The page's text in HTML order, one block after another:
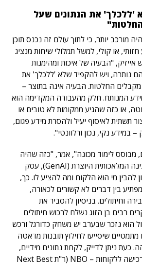
'ללכלך' את הנתונים שעל
מורכב יותר, כי לתוך עולם זה נכנס תוכן
חזותי, או קולי, למשל תמלולי שיחות מנציג
אייזיק, "הבעיה של איכות ומהימנות
נותרה, ויש להקפיד שלא 'ללכלך' את
החלטות. הבעיה אינה בתוצר –
המנותח. חלק מהעבודה המקדימה הוא
או כזה שהגיע ממקומות לא טובים או
תשתית לאיסוף יעיל ולהסרת מידע פגום,
במידע נקי, נכון ורלוונטי".
מבוסס לימוד מכונה", אמר, "כזה שהיה
לפני המהפכה של הבינה המלאכותית היוצרת (GenAI), עסק
להבין מי הוא הלקוח ומה להציע לו. כך,
בין דברים לא קשורים לכאורה,
וחיתולים. בניסיון להסביר את
רבים בן הזוג נשלח לרכוש חיתולים
הוא נזכר שבערב יש משחק כדורגל ורכש
מתמטיים שיסייעו לחילוץ תובנות מדאטה
כעת ניתן לדייק, לקחת נתונים מידיים,
ולחדד את ההצעות לרכישה ללקוחות – NBO (ר"ת Next Best